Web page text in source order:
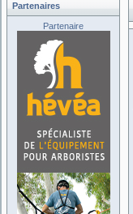
Partenaires
Partenaire